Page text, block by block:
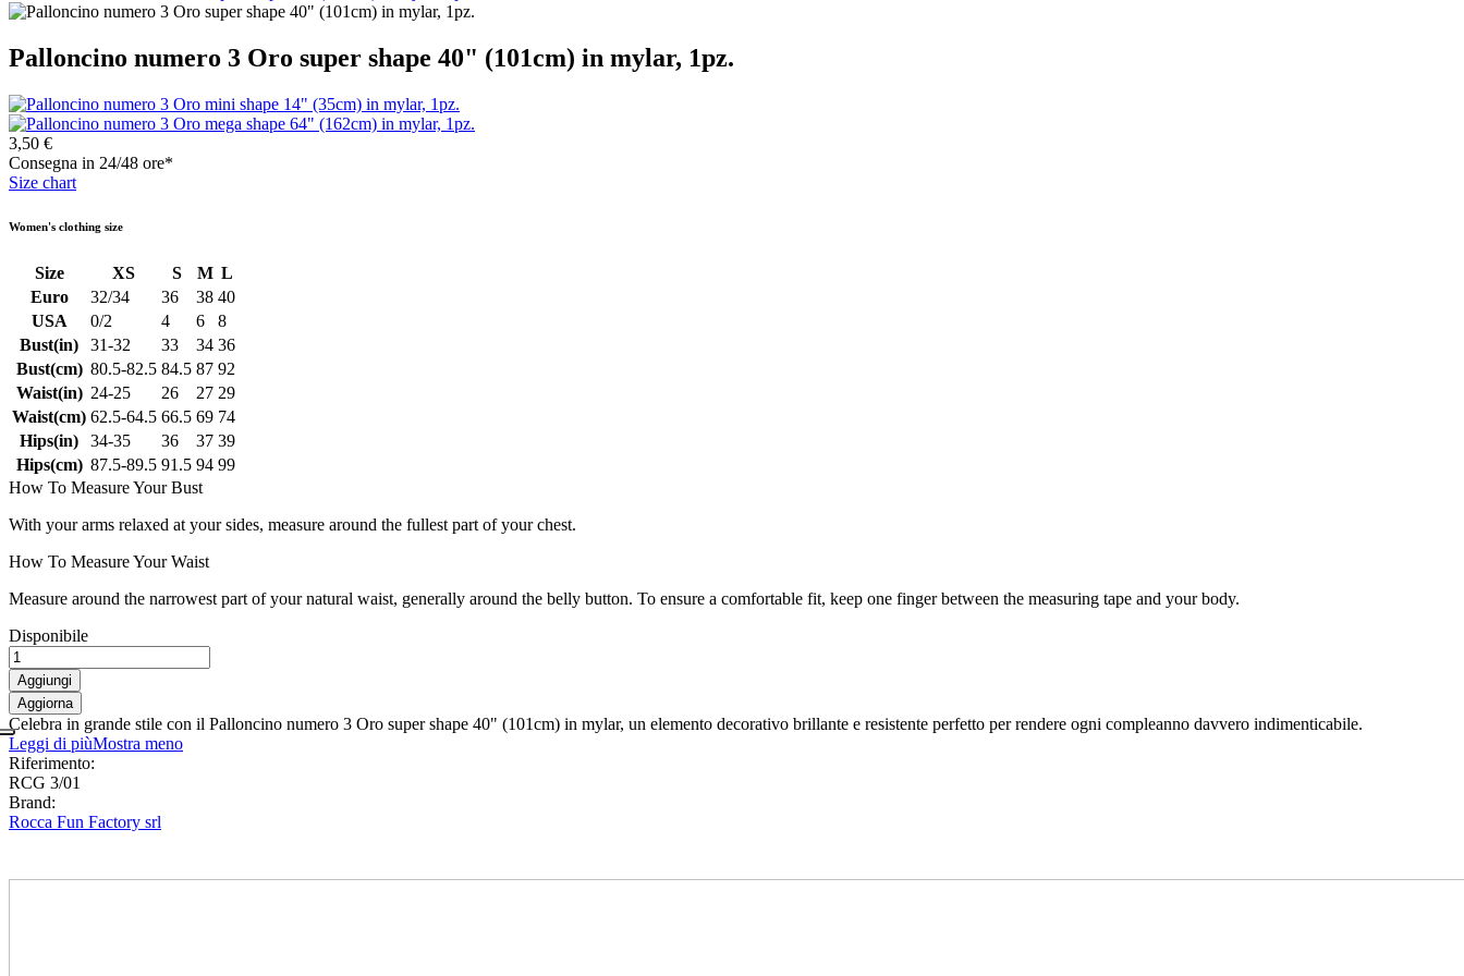
Palloncino numero 3 Oro super shape 40" (101cm) in mylar, 1pz.
3,50 €
Consegna in 24/48 ore*
Size chart
Women's clothing size
Size XS S M L
Euro
32/34 36 38 40
USA
0/2 4 6
8
Bust(in)
31-32 33 34 36
Bust(cm) 80.5-82.5 84.5 87 92
Waist(in) 24-25 26 27 29
Waist(cm) 62.5-64.5 66.5 69 74
Hips(in)
34-35 36 37 39
Hips(cm) 87.5-89.5 91.5 94 99
How To Measure Your Bust
With your arms relaxed at your sides, measure around the fullest part of your chest.
How To Measure Your Waist
Measure around the narrowest part of your natural waist, generally around the belly button. To ensure a comfortable fit, keep one finger between the measuring tape and your body.
Disponibile
Aggiungi
Celebra in grande stile con il Palloncino numero 3 Oro super shape 40" (101cm) in mylar, un elemento decorativo brillante e resistente perfetto per rendere ogni compleanno davvero indimenticabile.
Leggi di piùMostra meno
Riferimento:
RCG 3/01
Brand:
Rocca Fun Factory srl